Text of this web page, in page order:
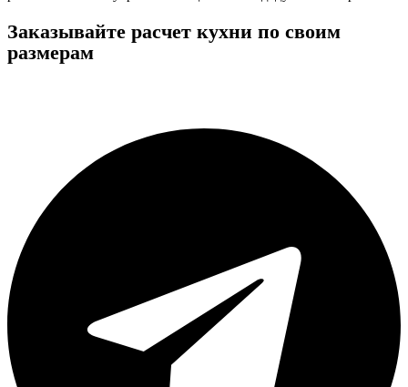
Заказывайте расчет кухни по своим
размерам